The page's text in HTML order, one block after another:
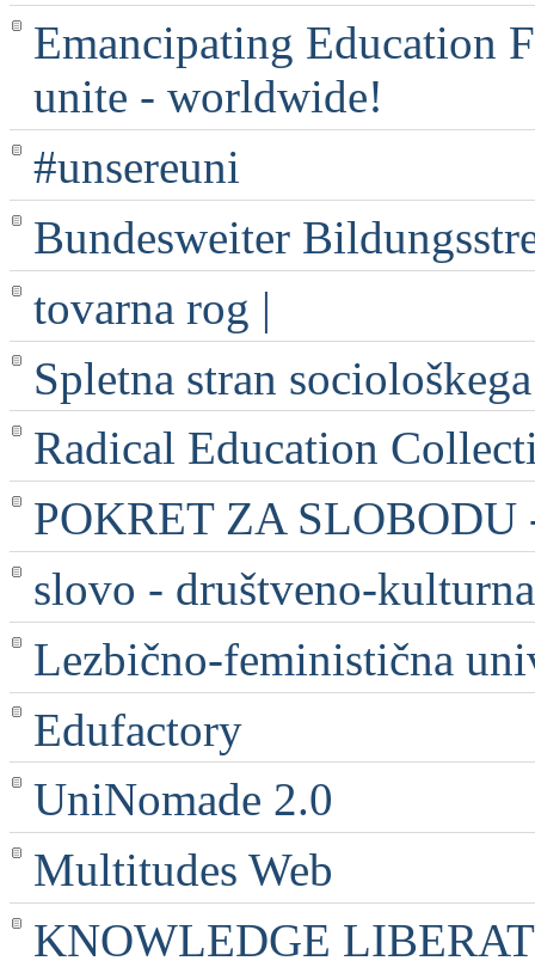
Emancipating Education
unite - worldwide!
#unsereuni
Bundesweiter
tovarna rog |
Spletna stran
Radical Education
POKRET ZA SLOBODU
slovo - društveno-
Lezbično-feministična
Edufactory
UniNomade 2.0
Multitudes Web
KNOWLEDGE